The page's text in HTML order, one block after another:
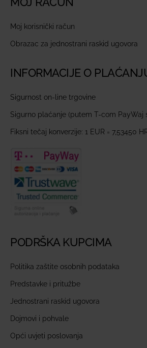
Moj korisnički račun
Obrazac za jednostrani raskid ugovora
INFORMACIJE O
Sigurnost on-line trgovine
Sigurno plaćanje (putem T-com PayWaj
Fiksni tečaj konverzije: 1 EUR = 7,53450
PODRŠKA KUPCIMA
Politika zaštite osobnih podataka
Predstavke i pritužbe
Jednostrani raskid ugovora
Dojmovi i pohvale
Opći uvjeti poslovanja